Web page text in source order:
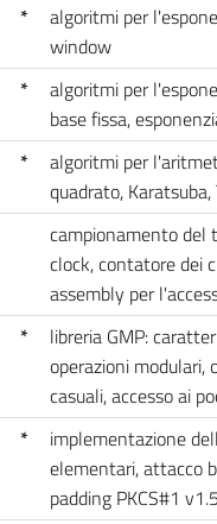
*
algoritmi per
window
*
algoritmi per
base fissa,
*
algoritmi per
quadrato,
campionamento del
clock, contatore dei
assembly per
*
libreria GMP:
operazioni modulari,
casuali, accesso ai
*
implementazione
elementari, attacco
padding PKCS#1